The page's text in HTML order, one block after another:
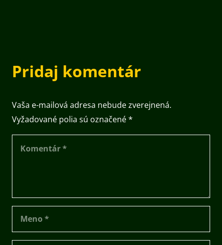
Pridaj komentár
Vaša e-mailová adresa nebude zverejnená.
Vyžadované polia sú označené*